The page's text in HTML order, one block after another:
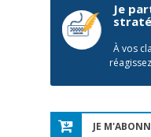
Je
À vos
JE